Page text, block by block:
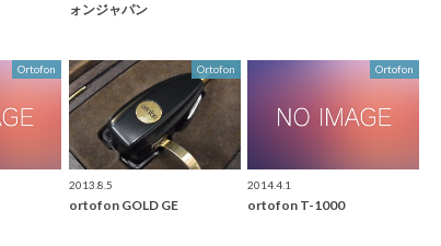
ォンジャパン
Ortofon Ortofon
2013.8.5
ortofon GOLD GE
Ortofon
2014.4.1
ortofon T-1000